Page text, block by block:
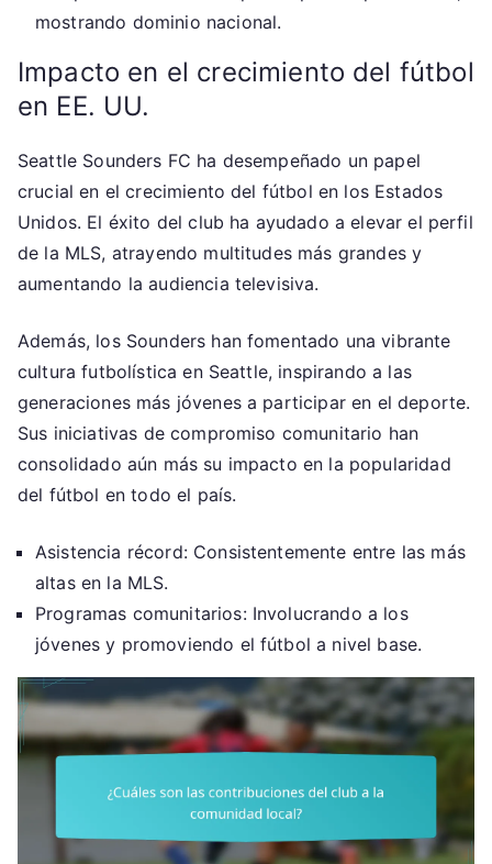
mostrando dominio nacional.
Impacto en el crecimiento del fútbol
en EE. UU.
Seattle Sounders FC ha desempeñado un papel
crucial en el crecimiento del fútbol en los Estados
Unidos. El éxito del club ha ayudado a elevar el perfil
de la MLS, atrayendo multitudes más grandes y
aumentando la audiencia televisiva.
Además, los Sounders han fomentado una vibrante
cultura futbolística en Seattle, inspirando a las
generaciones más jóvenes a participar en el deporte.
Sus iniciativas de compromiso comunitario han
consolidado aún más su impacto en la popularidad
del fútbol en todo el país.
Asistencia récord: Consistentemente entre las más
altas en la MLS.
Programas comunitarios: Involucrando a los
jóvenes y promoviendo el fútbol a nivel base.